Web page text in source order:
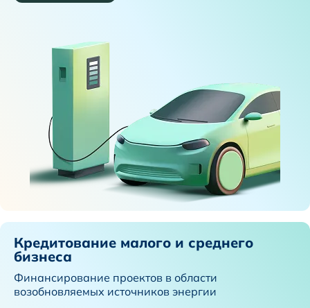
Кредитование малого и среднего
бизнеса
Финансирование проектов в области
возобновляемых источников энергии